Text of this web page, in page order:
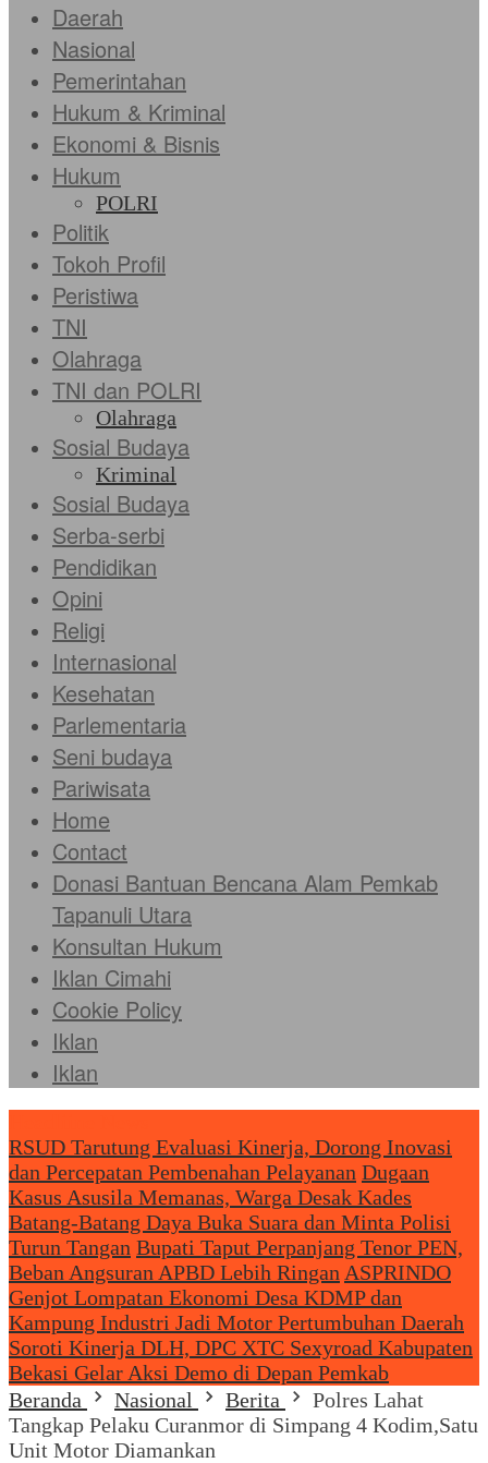
Daerah
Nasional
Pemerintahan
Hukum & Kriminal
Ekonomi & Bisnis
Hukum
POLRI
Politik
Tokoh Profil
Peristiwa
TNI
Olahraga
TNI dan POLRI
Olahraga
Sosial Budaya
Kriminal
Sosial Budaya
Serba-serbi
Pendidikan
Opini
Religi
Internasional
Kesehatan
Parlementaria
Seni budaya
Pariwisata
Home
Contact
Donasi Bantuan Bencana Alam Pemkab
Tapanuli Utara
Konsultan Hukum
Iklan Cimahi
Cookie Policy
Iklan
Iklan
RSUD Tarutung Evaluasi Kinerja, Dorong Inovasi
dan Percepatan Pembenahan Pelayanan Dugaan
Kasus Asusila Memanas, Warga Desak Kades
Batang-Batang Daya Buka Suara dan Minta Polisi
Turun Tangan Bupati Taput Perpanjang Tenor PEN,
Beban Angsuran APBD Lebih Ringan ASPRINDO
Genjot Lompatan Ekonomi Desa KDMP dan
Kampung Industri Jadi Motor Pertumbuhan Daerah
Soroti Kinerja DLH, DPC XTC Sexyroad Kabupaten
Bekasi Gelar Aksi Demo di Depan Pemkab
Beranda
Nasional Berita
Polres Lahat
Tangkap Pelaku Curanmor di Simpang 4 Kodim,Satu
Unit Motor Diamankan